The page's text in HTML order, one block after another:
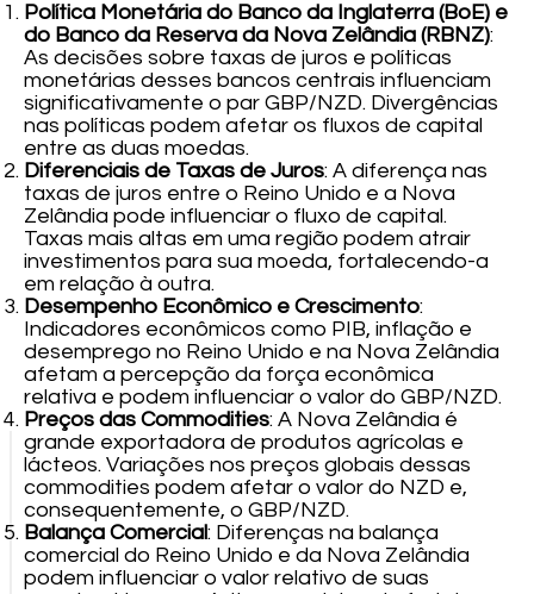
Política Monetária do Banco da Inglaterra (BoE) e
do Banco da Reserva da Nova Zelândia (RBNZ):
As decisões sobre taxas de juros e políticas
monetárias desses bancos centrais influenciam
significativamente o par GBP/NZD. Divergências
nas políticas podem afetar os fluxos de capital
entre as duas moedas.
Diferenciais de Taxas de Juros: A diferença nas
taxas de juros entre o Reino Unido e a Nova
Zelândia pode influenciar o fluxo de capital.
Taxas mais altas em uma região podem atrair
investimentos para sua moeda, fortalecendo-a
em relação à outra.
Desempenho Econômico e Crescimento:
Indicadores econômicos como PIB, inflação e
desemprego no Reino Unido e na Nova Zelândia
afetam a percepção da força econômica
relativa e podem influenciar o valor do GBP/NZD.
Preços das Commodities: A Nova Zelândia é
grande exportadora de produtos agrícolas e
lácteos. Variações nos preços globais dessas
commodities podem afetar o valor do NZD e,
consequentemente, o GBP/NZD.
Balança Comercial: Diferenças na balança
comercial do Reino Unido e da Nova Zelândia
podem influenciar o valor relativo de suas